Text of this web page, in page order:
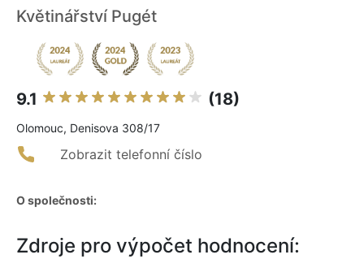
Květinářství Pugét
9.1 (18)
Olomouc, Denisova 308/17
Zobrazit telefonní číslo
O společnosti:
Zdroje pro výpočet hodnocení: